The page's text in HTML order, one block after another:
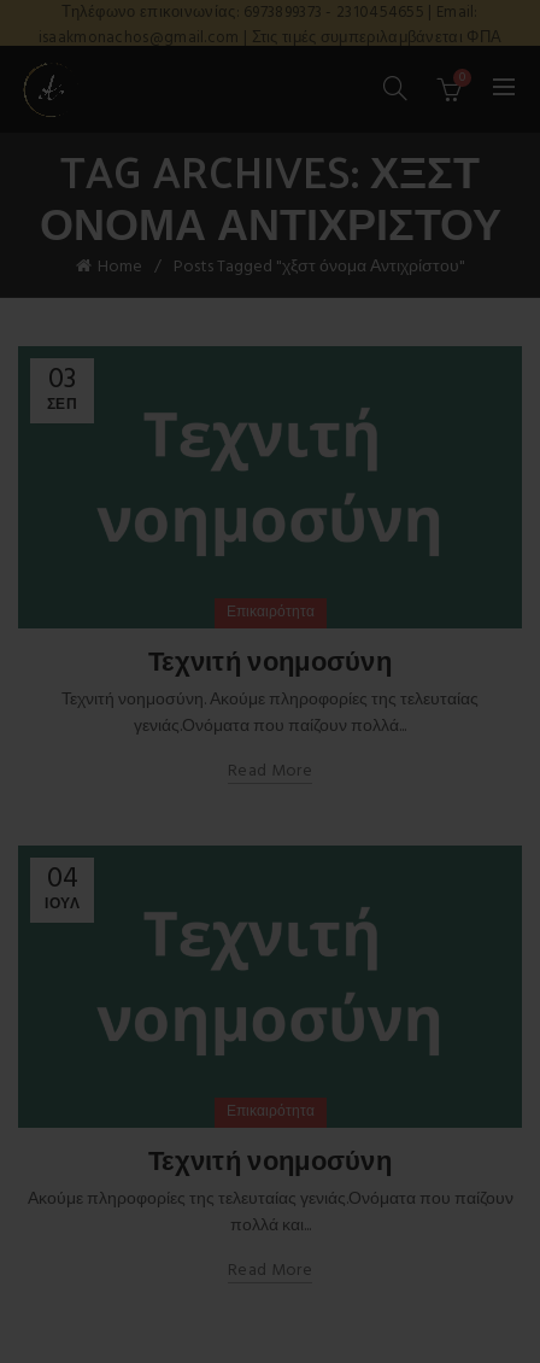
Τηλέφωνο επικοινωνίας: 6973899373 - 2310454655 | Email:
isaakmonachos@gmail.com | Στις τιμές συμπεριλαμβάνεται ΦΠΑ
0
TAG ARCHIVES: ΧΞΣΤ
ΌΝΟΜΑ ΑΝΤΙΧΡΊΣΤΟΥ
Home Posts Tagged "χξστ όνομα Αντιχρίστου"
03
ΣΕΠ
Επικαιρότητα
Τεχνιτή νοημοσύνη
Τεχνιτή νοημοσύνη. Ακούμε πληροφορίες της τελευταίας
γενιάς.Ονόματα που παίζουν πολλά...
Read More
04
ΙΟΎΛ
Επικαιρότητα
Τεχνιτή νοημοσύνη
Ακούμε πληροφορίες της τελευταίας γενιάς.Ονόματα που παίζουν
πολλά και...
Read More